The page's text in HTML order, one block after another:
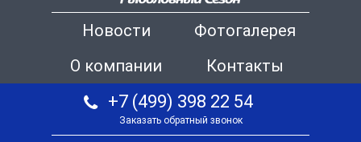
Новости
Фотогалерея
О компании
Контакты
+7 (499) 398 22 54
Заказать обратный звонок